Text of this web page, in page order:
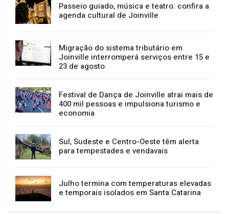
GERAL NOTÍCIAS
Passeio guiado, música e teatro: confira a
agenda cultural de Joinville
Migração do sistema tributário em
Joinville interromperá serviços entre 15 e
23 de agosto
Festival de Dança de Joinville atrai mais de
400 mil pessoas e impulsiona turismo e
economia
Sul, Sudeste e Centro-Oeste têm alerta
para tempestades e vendavais